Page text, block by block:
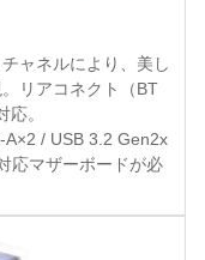
ャネルにより、美し
リアコネクト（BT
。
/ USB 3.2 Gen2x
応マザーボードが必